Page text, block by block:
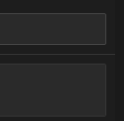
X/S,
WRC vor
Pass-
77644
dem
Team